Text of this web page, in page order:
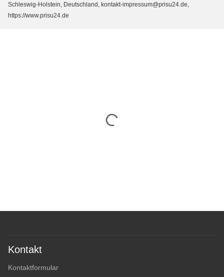
Schleswig-Holstein, Deutschland, kontakt-impressum@prisu24.de,
https://www.prisu24.de
Kontakt
Kontaktformular